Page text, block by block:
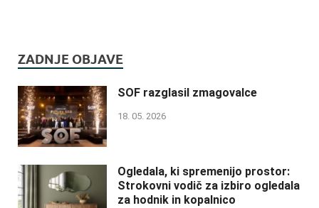
ZADNJE OBJAVE
SOF razglasil zmagovalce
18. 05. 2026
Ogledala, ki spremenijo prostor:
Strokovni vodič za izbiro ogledala
za hodnik in kopalnico